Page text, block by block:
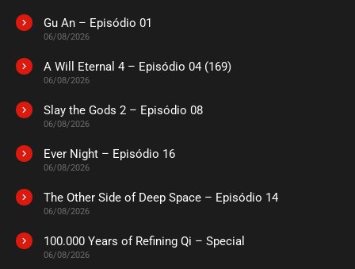
setembro 26, 2020
ASSISTIDO
EPISÓDIO 04
Gu An – Episódio 01
06/08/2026
A Will Eternal 4 – Episódio 04 (169)
06/08/2026
Slay the Gods 2 – Episódio 08
06/08/2026
Ever Night – Episódio 16
06/08/2026
The Other Side of Deep Space – Episódio 14
06/08/2026
100.000 Years of Refining Qi – Special
06/08/2026